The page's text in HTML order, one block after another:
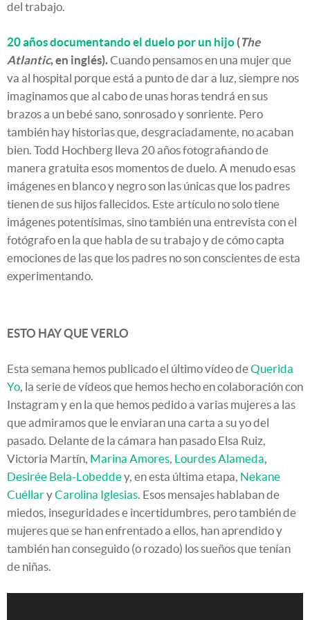
del trabajo.
20 años documentando el duelo por un hijo (The
Atlantic, en inglés).Cuando pensamos en una mujer que
va al hospital porque está a punto de dar a luz, siempre nos
imaginamos que al cabo de unas horas tendrá en sus
brazos a un bebé sano, sonrosado y sonriente. Pero
también hay historias que, desgraciadamente, no acaban
bien. Todd Hochberg lleva 20 años fotografiando de
manera gratuita esos momentos de duelo. A menudo esas
imágenes en blanco y negro son las únicas que los padres
tienen de sus hijos fallecidos. Este artículo no solo tiene
imágenes potentísimas, sino también una entrevista con el
fotógrafo en la que habla de su trabajo y de cómo capta
emociones de las que los padres no son conscientes de esta
experimentando.
ESTO HAY QUE VERLO
Esta semana hemos publicado el último vídeo deQuerida
Yo, la serie de vídeos que hemos hecho en colaboración con
Instagram y en la que hemos pedido a varias mujeres a las
que admiramos que le enviaran una carta a su yo del
pasado. Delante de la cámara han pasado Elsa Ruiz,
Victoria Martín, Marina Amores, Lourdes Alameda,
Desirée Bela-Lobeddey, en esta última etapa, Nekane
CuéllaryCarolina Iglesias. Esos mensajes hablaban de
miedos, inseguridades e incertidumbres, pero también de
mujeres que se han enfrentado a ellos, han aprendido y
también han conseguido (o rozado) los sueños que tenían
de niñas.